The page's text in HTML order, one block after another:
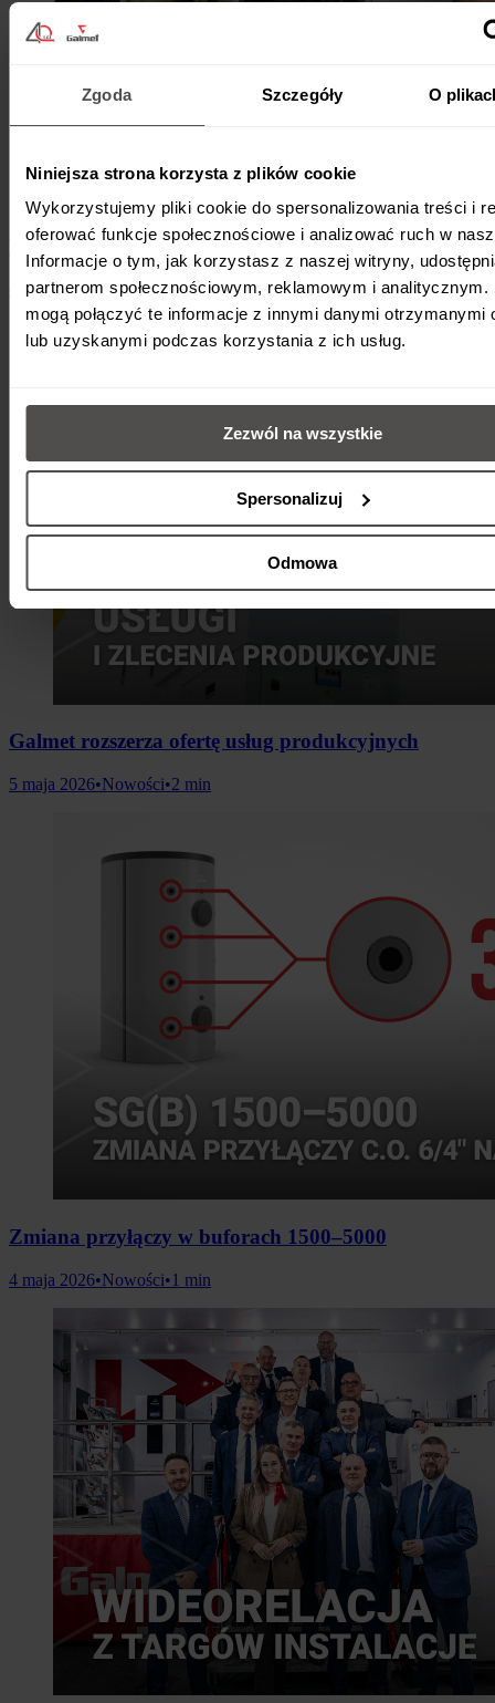
Zgoda Szczegóły O
Niniejsza strona korzysta z plików cookie
Wykorzystujemy pliki cookie do spersonalizowania treści i
oferować funkcje społecznościowe i analizować ruch w
Informacje o tym, jak korzystasz z naszej witryny,
partnerom społecznościowym, reklamowym i analitycznym.
mogą połączyć te informacje z innymi danymi otrzymanymi
lub uzyskanymi podczas korzystania z ich usług.
Zezwól na wszystkie
Spersonalizuj
Odmowa
Dwa lata „Czwartków” Galmet
6 czerwca 2026•O firmie•2 min
Galmet rozszerza ofertę usług produkcyjnych
5 maja 2026•Nowości•2 min
Zmiana przyłączy w buforach 1500–5000
4 maja 2026•Nowości•1 min